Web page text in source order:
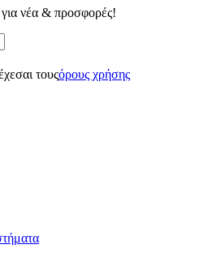
νέα & προσφορές!
τουςόρους χρήσης